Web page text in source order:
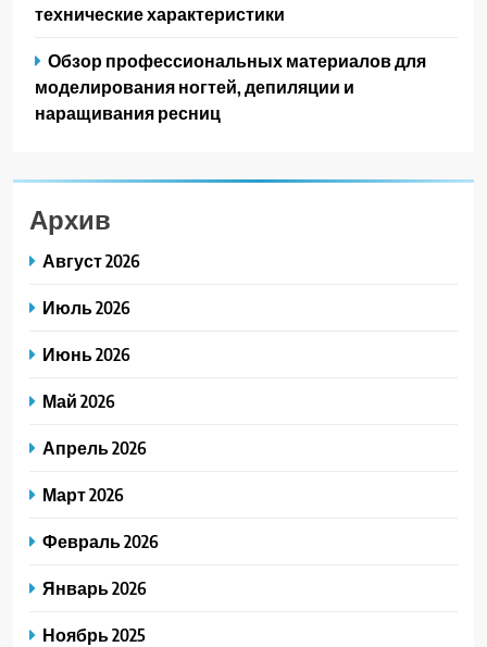
технические характеристики
Обзор профессиональных материалов для
моделирования ногтей, депиляции и
наращивания ресниц
Архив
Август 2026
Июль 2026
Июнь 2026
Май 2026
Апрель 2026
Март 2026
Февраль 2026
Январь 2026
Ноябрь 2025